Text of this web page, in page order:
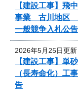
【建設工事】飛
事業 古川地区
一般競争入札公告
2026年5月25日更新
【建設工事】単
（長寿命化）工
告